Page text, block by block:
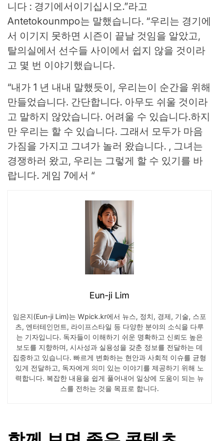
니다 : 경기에서이기십시오.”라고
Antetokounmpo는 말했습니다. “우리는 경기에
서 이기지 못하면 시즌이 끝날 것임을 알았고,
탈의실에서 선수들 사이에서 쉽지 않을 것이라
고 몇 번 이야기했습니다.
“내가 1 년 내내 말했듯이, 우리는이 순간을 위해
만들었습니다. 간단합니다. 아무도 쉬울 것이라
고 말하지 않았습니다. 어려울 수 있습니다.하지
만 우리는 할 수 있습니다. 그래서 모두가 마음
가짐을 가지고 그녀가 놀러 왔습니다. , 그녀는
경쟁하러 왔고, 우리는 그렇게 할 수 있기를 바
랍니다. 게임 7에서 “
Eun-ji Lim
임은지(Eun-ji Lim)는 Wpick.kr에서 뉴스, 정치, 경제, 기술, 스포
츠, 엔터테인먼트, 라이프스타일 등 다양한 분야의 소식을 다루
는 기자입니다. 독자들이 이해하기 쉬운 명확하고 신뢰도 높은
보도를 지향하며, 시사성과 실용성을 갖춘 정보를 전달하는 데
집중하고 있습니다. 빠르게 변화하는 현안과 사회적 이슈를 균형
있게 전달하고, 독자에게 의미 있는 이야기를 제공하기 위해 노
력합니다. 복잡한 내용을 쉽게 풀어내어 일상에 도움이 되는 뉴
스를 전하는 것을 목표로 합니다.